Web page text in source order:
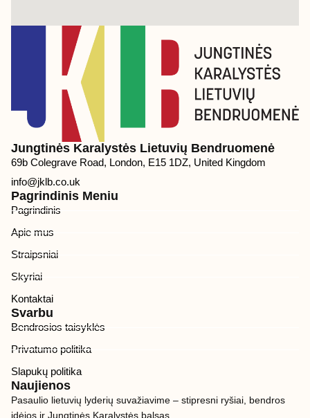
Jungtinės Karalystės Lietuvių Bendruomenė
69b Colegrave Road, London, E15 1DZ, United Kingdom
info@jklb.co.uk
Pagrindinis Meniu
Pagrindinis
Apie mus
Straipsniai
Skyriai
Kontaktai
Svarbu
Bendrosios taisyklės
Privatumo politika
Slapukų politika
Naujienos
Pasaulio lietuvių lyderių suvažiavime – stipresni ryšiai, bendros
idėjos ir Jungtinės Karalystės balsas